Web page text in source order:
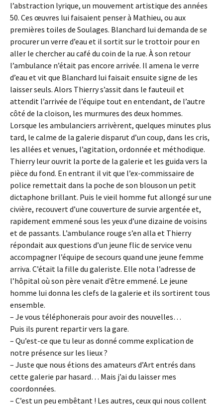
l’abstraction lyrique, un mouvement artistique des années
50. Ces œuvres lui faisaient penser à Mathieu, ou aux
premières toiles de Soulages. Blanchard lui demanda de se
procurer un verre d’eau et il sortit sur le trottoir pour en
aller le chercher au café du coin de la rue. À son retour
l’ambulance n’était pas encore arrivée. Il amena le verre
d’eau et vit que Blanchard lui faisait ensuite signe de les
laisser seuls. Alors Thierry s’assit dans le fauteuil et
attendit l’arrivée de l’équipe tout en entendant, de l’autre
côté de la cloison, les murmures des deux hommes.
Lorsque les ambulanciers arrivèrent, quelques minutes plus
tard, le calme de la galerie disparut d’un coup, dans les cris,
les allées et venues, l’agitation, ordonnée et méthodique.
Thierry leur ouvrit la porte de la galerie et les guida vers la
pièce du fond. En entrant il vit que l’ex-commissaire de
police remettait dans la poche de son blouson un petit
dictaphone brillant. Puis le vieil homme fut allongé sur une
civière, recouvert d’une couverture de survie argentée et,
rapidement emmené sous les yeux d’une dizaine de voisins
et de passants. L’ambulance rouge s’en alla et Thierry
répondait aux questions d’un jeune flic de service venu
accompagner l’équipe de secours quand une jeune femme
arriva. C’était la fille du galeriste. Elle nota l’adresse de
l’hôpital où son père venait d’être emmené. Le jeune
homme lui donna les clefs de la galerie et ils sortirent tous
ensemble.
– Je vous téléphonerais pour avoir des nouvelles…
Puis ils purent repartir vers la gare.
– Qu’est-ce que tu leur as donné comme explication de
notre présence sur les lieux ?
– Juste que nous étions des amateurs d’Art entrés dans
cette galerie par hasard… Mais j’ai du laisser mes
coordonnées.
– C’est un peu embêtant ! Les autres, ceux qui nous collent